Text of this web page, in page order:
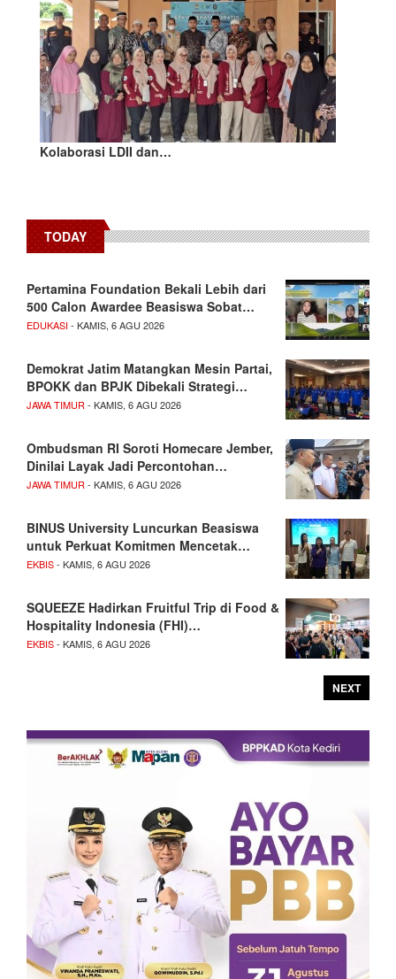
Kolaborasi LDII dan…
TODAY
Pertamina Foundation Bekali Lebih dari
500 Calon Awardee Beasiswa Sobat…
EDUKASI- KAMIS, 6 AGU 2026
Demokrat Jatim Matangkan Mesin Partai,
BPOKK dan BPJK Dibekali Strategi…
JAWA TIMUR- KAMIS, 6 AGU 2026
Ombudsman RI Soroti Homecare Jember,
Dinilai Layak Jadi Percontohan…
JAWA TIMUR- KAMIS, 6 AGU 2026
BINUS University Luncurkan Beasiswa
untuk Perkuat Komitmen Mencetak…
EKBIS- KAMIS, 6 AGU 2026
SQUEEZE Hadirkan Fruitful Trip di Food &
Hospitality Indonesia (FHI)…
EKBIS- KAMIS, 6 AGU 2026
NEXT